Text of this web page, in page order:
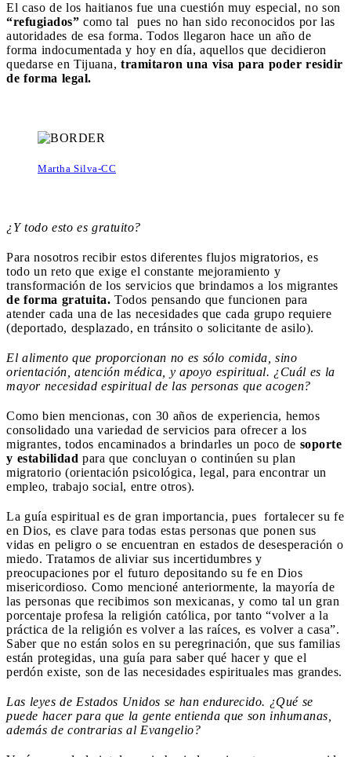
El caso de los haitianos fue una cuestión muy especial, no son
“refugiados” como tal pues no han sido reconocidos por las
autoridades de esa forma. Todos llegaron hace un año de
forma indocumentada y hoy en día, aquellos que decidieron
quedarse en Tijuana, tramitaron una visa para poder residir
de forma legal.
Martha Silva-CC
¿Y todo esto es gratuito?
Para nosotros recibir estos diferentes flujos migratorios, es
todo un reto que exige el constante mejoramiento y
transformación de los servicios que brindamos a los migrantes
de forma gratuita. Todos pensando que funcionen para
atender cada una de las necesidades que cada grupo requiere
(deportado, desplazado, en tránsito o solicitante de asilo).
El alimento que proporcionan no es sólo comida, sino
orientación, atención médica, y apoyo espiritual. ¿Cuál es la
mayor necesidad espiritual de las personas que acogen?
Como bien mencionas, con 30 años de experiencia, hemos
consolidado una variedad de servicios para ofrecer a los
migrantes, todos encaminados a brindarles un poco de soporte
y estabilidad para que concluyan o continúen su plan
migratorio (orientación psicológica, legal, para encontrar un
empleo, trabajo social, entre otros).
La guía espiritual es de gran importancia, pues fortalecer su fe
en Dios, es clave para todas estas personas que ponen sus
vidas en peligro o se encuentran en estados de desesperación o
miedo. Tratamos de aliviar sus incertidumbres y
preocupaciones por el futuro depositando su fe en Dios
misericordioso. Como mencioné anteriormente, la mayoría de
las personas que recibimos son mexicanas, y como tal un gran
porcentaje profesa la religión católica, por tanto “volver a la
práctica de la religión es volver a las raíces, es volver a casa”.
Saber que no están solos en su peregrinación, que sus familias
están protegidas, una guía para saber qué hacer y que el
perdón existe, son de las necesidades espirituales mas grandes.
Las leyes de Estados Unidos se han endurecido. ¿Qué se
puede hacer para que la gente entienda que son inhumanas,
además de contrarias al Evangelio?